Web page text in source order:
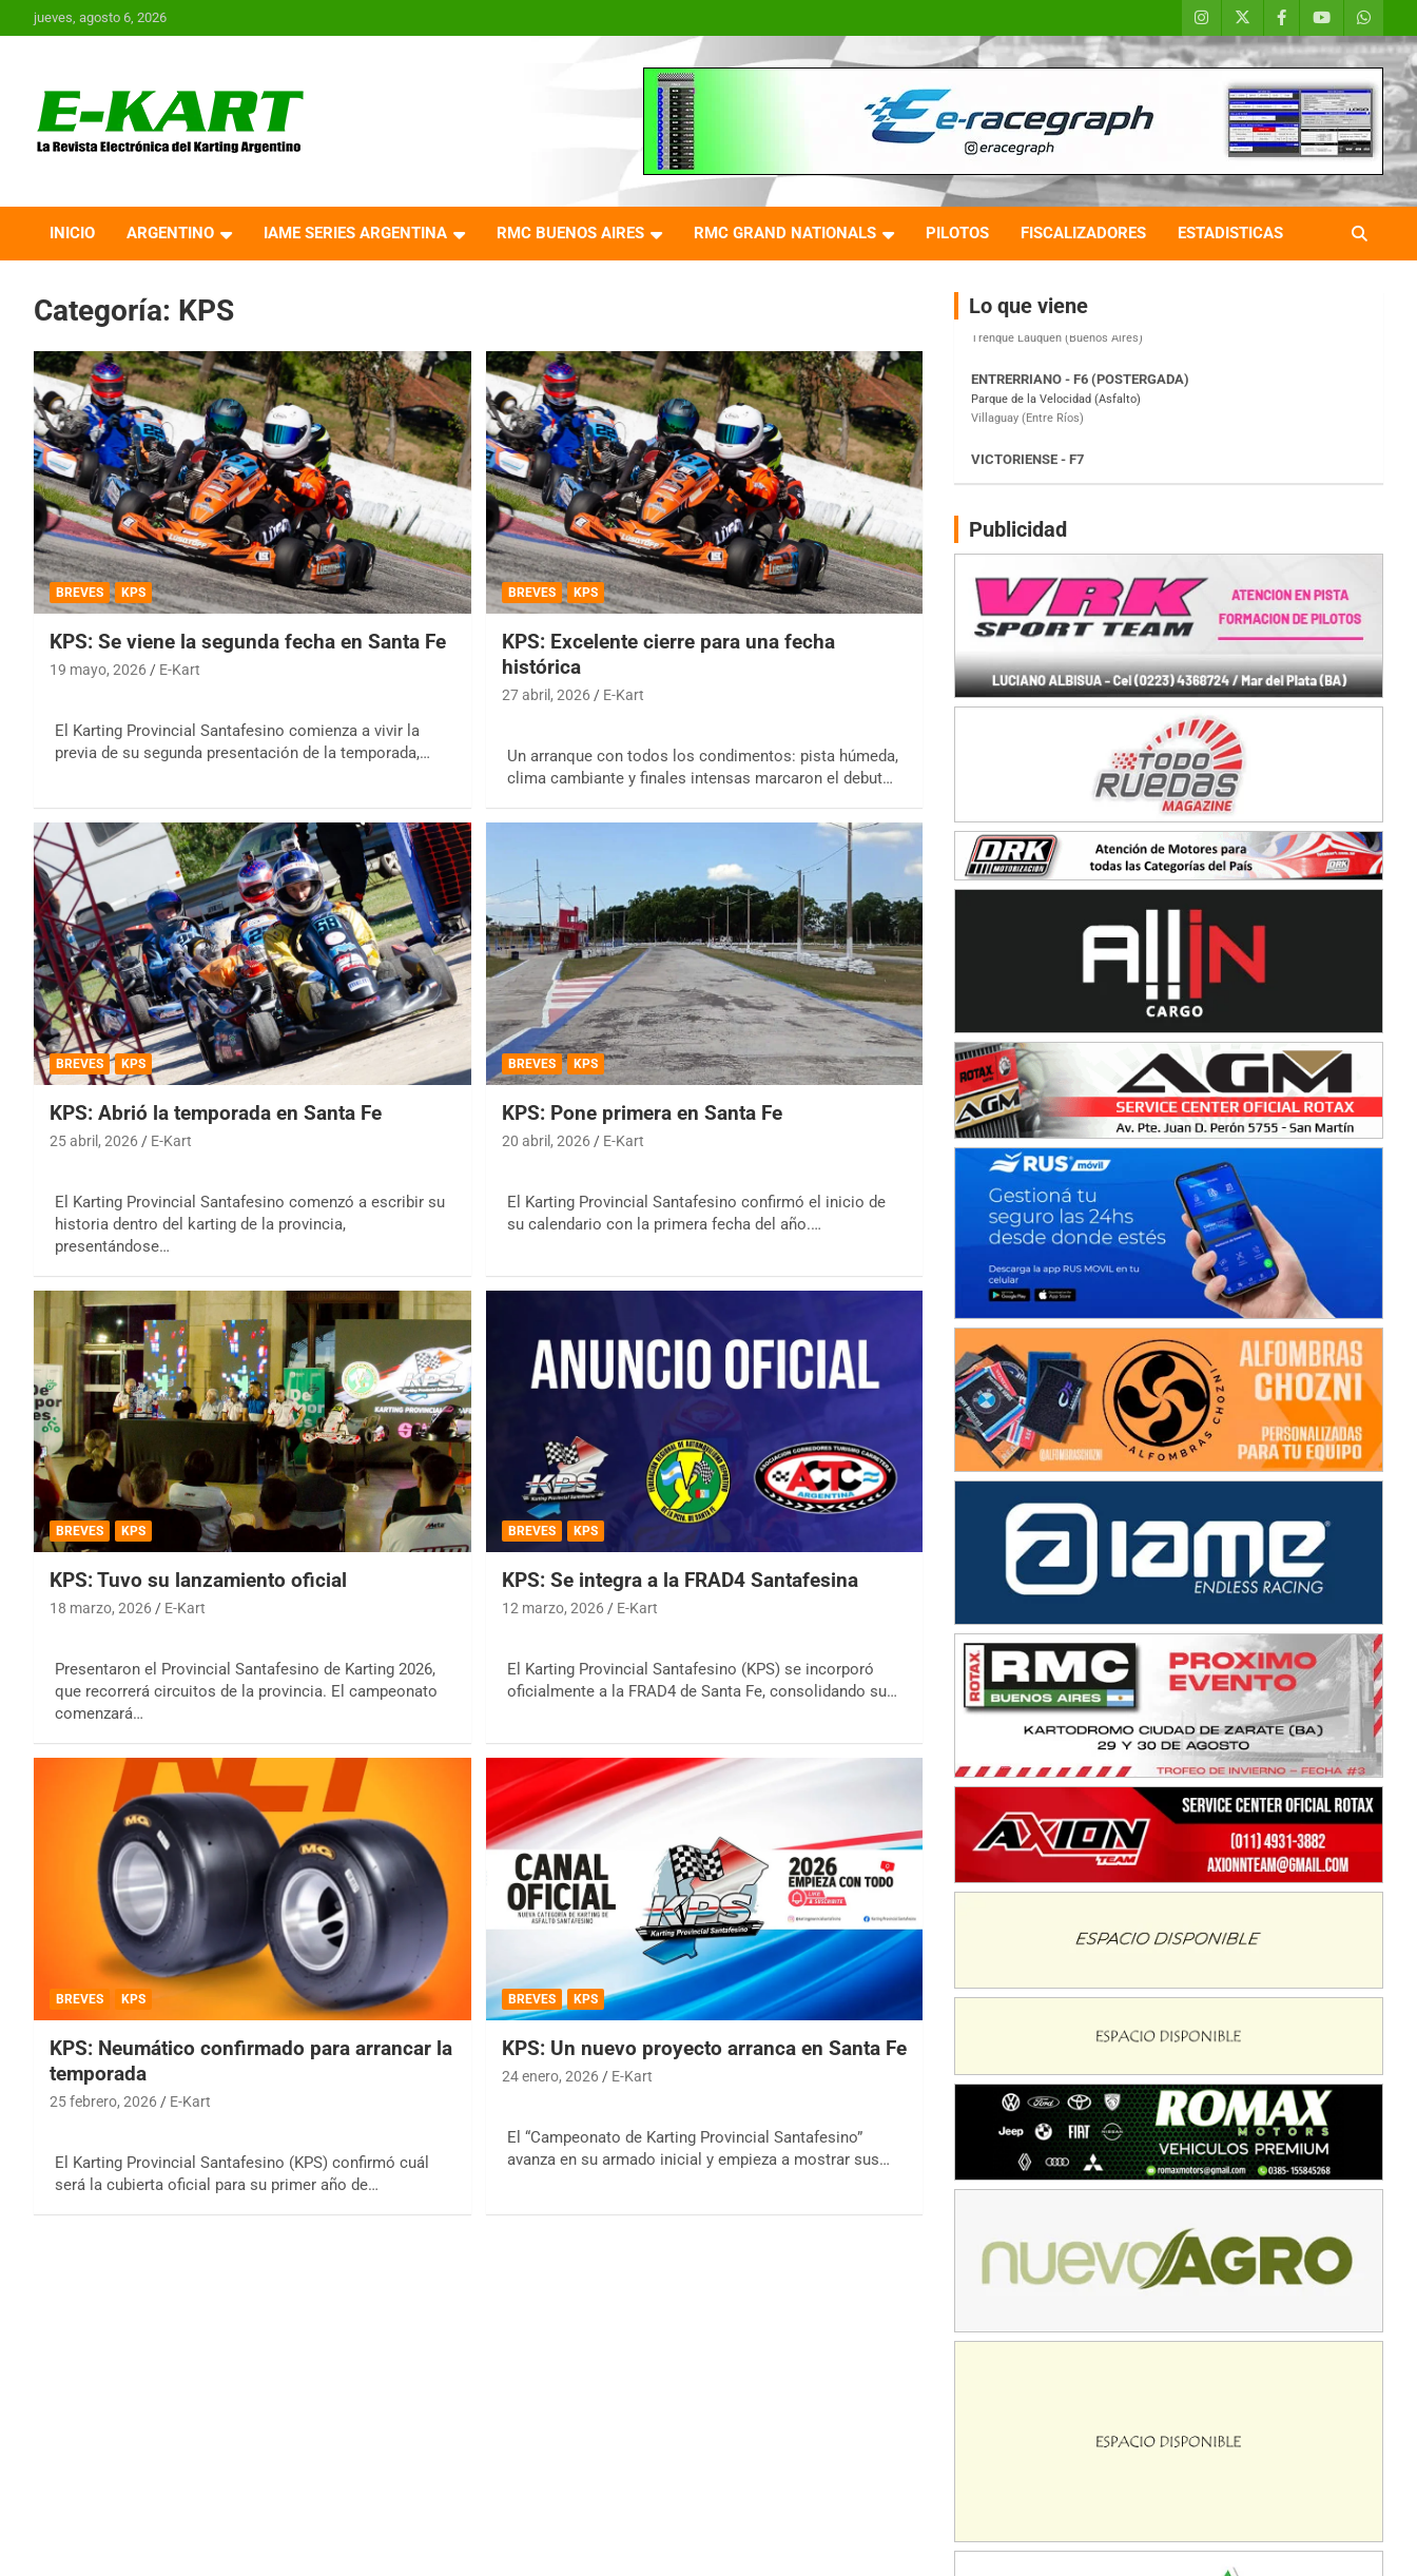
Saltar
al
jueves, agosto 6, 2026
Revista Electrónica del
Karting en Argentina
INICIO ARGENTINO IAME SERIES ARGENTINA RMC BUENOS AIRES RMC GRAND NATIONALS PILOTOS FISCALIZADORES ESTADISTICAS
Categoría: KPS
BREVES KPS
KPS: Se viene la segunda fecha en Santa Fe
19 mayo, 2026 E-Kart
El Karting Provincial Santafesino comienza a vivir la
previa de su segunda presentación de la temporada,…
BREVES KPS
KPS: Excelente cierre para una fecha
histórica
27 abril, 2026 E-Kart
Un arranque con todos los condimentos: pista húmeda,
clima cambiante y finales intensas marcaron el debut…
BREVES KPS
KPS: Abrió la temporada en Santa Fe
25 abril, 2026 E-Kart
El Karting Provincial Santafesino comenzó a escribir su
historia dentro del karting de la provincia,
presentándose…
BREVES KPS
KPS: Pone primera en Santa Fe
20 abril, 2026 E-Kart
El Karting Provincial Santafesino confirmó el inicio de
su calendario con la primera fecha del año.…
BREVES KPS
KPS: Tuvo su lanzamiento oficial
18 marzo, 2026 E-Kart
Presentaron el Provincial Santafesino de Karting 2026,
que recorrerá circuitos de la provincia. El campeonato
comenzará…
BREVES KPS
KPS: Se integra a la FRAD4 Santafesina
12 marzo, 2026 E-Kart
El Karting Provincial Santafesino (KPS) se incorporó
oficialmente a la FRAD4 de Santa Fe, consolidando su…
BREVES KPS
KPS: Neumático confirmado para arrancar la
temporada
25 febrero, 2026 E-Kart
El Karting Provincial Santafesino (KPS) confirmó cuál
será la cubierta oficial para su primer año de…
BREVES KPS
KPS: Un nuevo proyecto arranca en Santa Fe
24 enero, 2026 E-Kart
El “Campeonato de Karting Provincial Santafesino”
avanza en su armado inicial y empieza a mostrar sus…
Lo que viene
COBERTURA ESPECIAL DE E-KART.COM.AR
08/09-AGO
IAME SERIES ARGENTINA 6
Ramiro Tot (Asfalto)
Baradero (Buenos Aires)
KDO - F6
Ciudad de Trenque Lauquen (Asfalto)
ENTRERRIANO - F6 (POSTERGADA)
Parque de la Velocidad (Asfalto)
VICTORIENSE - F7
El Cerro (Tierra)
PATAGONICO - F6
Gral. E. Godoy (Río Negro)
Juventud Unida (Tierra)
Humboldt (Santa Fe)
NORESTE SANTAFESINO - F6
Ciudad de Avellaneda (Asfalto)
Avellaneda (Santa Fe)
Juan Navarro (Asfalto)
El Timbó (Tucumán)
COBERTURA ESPECIAL DE E-KART.COM.AR
IAME SERIES ARGENTINA 6
Ciudad de Trenque Lauquen (Asfalto)
Trenque Lauquen (Buenos Aires)
ENTRERRIANO - F6 (POSTERGADA)
Parque de la Velocidad (Asfalto)
Villaguay (Entre Ríos)
El Cerro (Tierra)
Victoria (Entre Ríos)
Moto Club Reginense (Tierra)
Gral. E. Godoy (Río Negro)
CSK - F7
Juventud Unida (Tierra)
Humboldt (Santa Fe)
NORESTE SANTAFESINO - F6
Ciudad de Avellaneda (Asfalto)
Avellaneda (Santa Fe)
SUR SANTAFESINO - F4
José Samuel Sánchez (Tierra)
Rufino (Santa Fe)
TUCUMANO - F5
Juan Navarro (Asfalto)
Publicidad